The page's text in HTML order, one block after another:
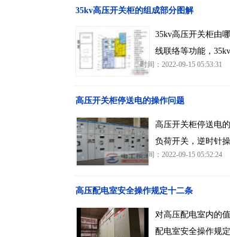
35kv高压开关柜的组成部分图解
35kv高压开关柜由
线联络等功能，
时间：2022-09-15 05:53:31
高压开关柜停送电的操作问题
高压开关柜停送电
负荷开关，逆时针
时间：2022-09-15 05:52:24
高压配电室安全操作规定十二条
对高压配电室内的
配电室安全操作规